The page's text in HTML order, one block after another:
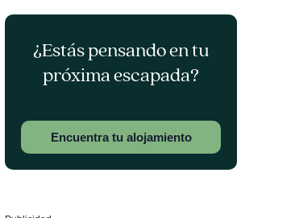
¿Estás pensando en tu
próxima escapada?
Encuentra tu alojamiento